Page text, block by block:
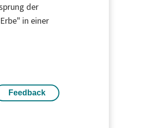
der
in einer
Feedback